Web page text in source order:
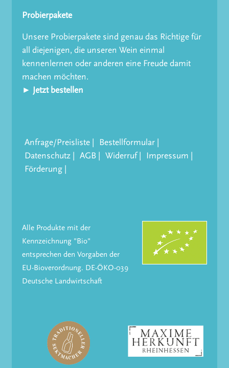
Probierpakete
Unsere Probierpakete sind genau das Richtige für
all diejenigen, die unseren Wein einmal
kennenlernen oder anderen eine Freude damit
machen möchten.
► Jetzt bestellen
Anfrage/Preisliste
Bestellformular
Datenschutz
AGB Widerruf
Impressum
Förderung
Alle Produkte mit der
Kennzeichnung "Bio"
entsprechen den Vorgaben der
EU-Bioverordnung. DE-ÖKO-039
Deutsche Landwirtschaft